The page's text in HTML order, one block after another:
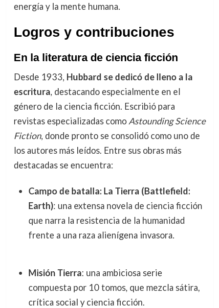
energía y la mente humana.
Logros y contribuciones
En la literatura de ciencia ficción
Desde 1933, Hubbard se dedicó de lleno a la
escritura, destacando especialmente en el
género de la ciencia ficción. Escribió para
revistas especializadas como Astounding Science
Fiction, donde pronto se consolidó como uno de
los autores más leídos. Entre sus obras más
destacadas se encuentra:
Campo de batalla: La Tierra (Battlefield:
Earth): una extensa novela de ciencia ficción
que narra la resistencia de la humanidad
frente a una raza alienígena invasora.
Misión Tierra: una ambiciosa serie
compuesta por 10 tomos, que mezcla sátira,
crítica social y ciencia ficción.